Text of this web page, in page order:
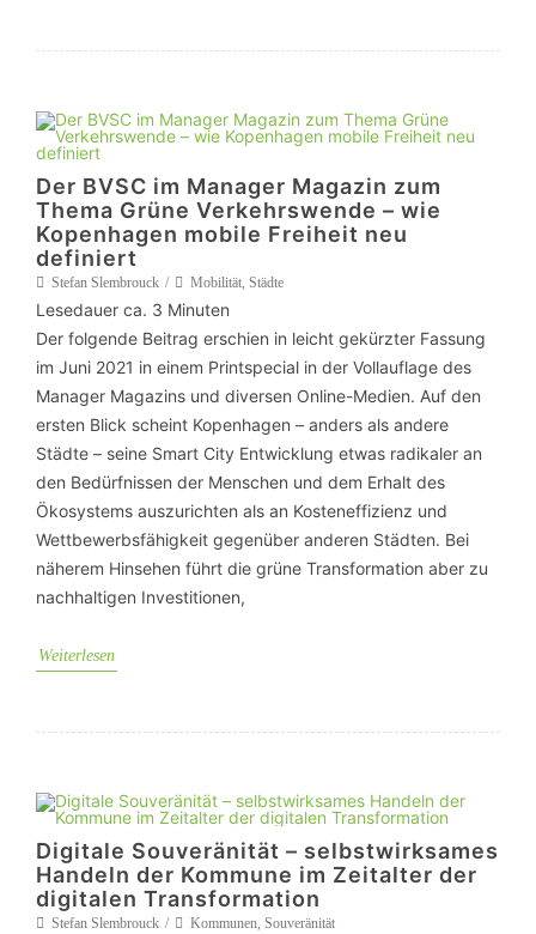
Der BVSC im Manager Magazin zum
Thema Grüne Verkehrswende – wie
Kopenhagen mobile Freiheit neu
definiert
Stefan Slembrouck Mobilität, Städte
Lesedauer ca. 3 Minuten
Der folgende Beitrag erschien in leicht gekürzter Fassung
im Juni 2021 in einem Printspecial in der Vollauflage des
Manager Magazins und diversen Online-Medien. Auf den
ersten Blick scheint Kopenhagen – anders als andere
Städte – seine Smart City Entwicklung etwas radikaler an
den Bedürfnissen der Menschen und dem Erhalt des
Ökosystems auszurichten als an Kosteneffizienz und
Wettbewerbsfähigkeit gegenüber anderen Städten. Bei
näherem Hinsehen führt die grüne Transformation aber zu
nachhaltigen Investitionen,
Weiterlesen
Digitale Souveränität – selbstwirksames
Handeln der Kommune im Zeitalter der
digitalen Transformation
Stefan Slembrouck Kommunen, Souveränität